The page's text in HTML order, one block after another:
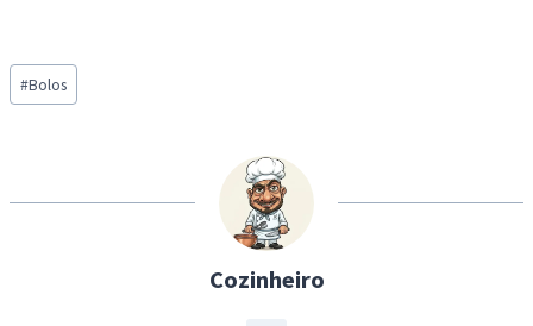
d
i
…
Post
Tags:
#Bolos
Cozinheiro